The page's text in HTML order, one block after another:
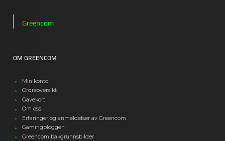
Greencom
OM GREENCOM
Min konto
Ordreoversikt
Gavekort
Om oss
Erfaringer og anmeldelser av Greencom
Gamingbloggen
Greencom bakgrunnsbilder